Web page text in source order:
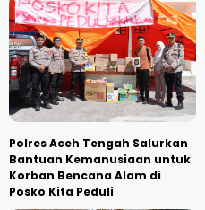
Polres Aceh Tengah Salurkan
Bantuan Kemanusiaan untuk
Korban Bencana Alam di
Posko Kita Peduli